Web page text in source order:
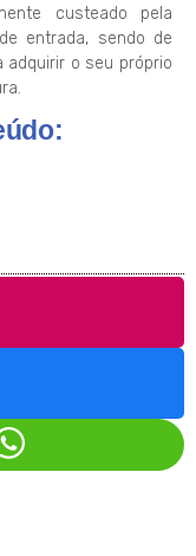
custeado pela
entrada, sendo de
adquirir o seu próprio